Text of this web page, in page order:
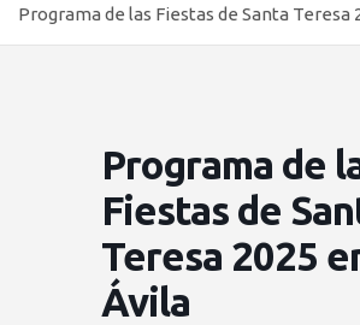
Programa de las Fiestas de Santa Teresa
Programa de
Fiestas de
Teresa 2025
Ávila